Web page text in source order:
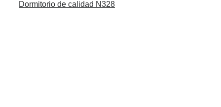
Dormitorio de calidad N328